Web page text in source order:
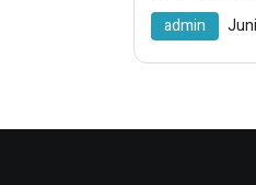
Kalangan
admin